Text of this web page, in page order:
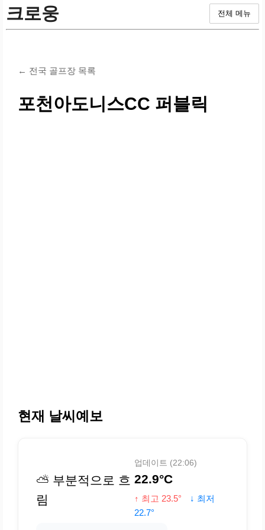
크로웅 전체 메뉴
← 전국 골프장 목록
포천아도니스CC 퍼블릭
현재 날씨예보
⛅ 부분적으로 흐
림
업데이트 (22:06)
22.9°C
↑ 최고 23.5°
↓ 최저
22.7°